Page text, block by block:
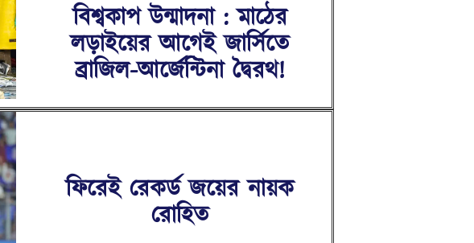
বিশ্বকাপ উন্মাদনা : মাঠের
লড়াইয়ের আগেই জার্সিতে
ব্রাজিল-আর্জেন্টিনা দ্বৈরথ!
ফিরেই রেকর্ড জয়ের নায়ক
রোহিত